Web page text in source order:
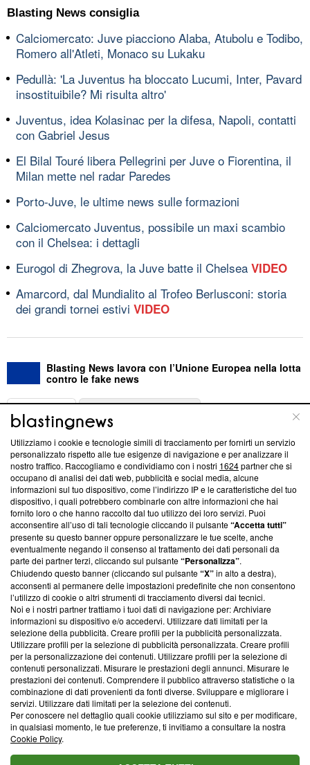
Blasting News consiglia
Calciomercato: Juve piacciono Alaba, Atubolu e Todibo,
Romero all'Atleti, Monaco su Lukaku
Pedullà: 'La Juventus ha bloccato Lucumi, Inter, Pavard
insostituibile? Mi risulta altro'
Juventus, idea Kolasinac per la difesa, Napoli, contatti
con Gabriel Jesus
El Bilal Touré libera Pellegrini per Juve o Fiorentina, il
Milan mette nel radar Paredes
Porto-Juve, le ultime news sulle formazioni
Calciomercato Juventus, possibile un maxi scambio
con il Chelsea: i dettagli
Eurogol di Zhegrova, la Juve batte il Chelsea VIDEO
Amarcord, dal Mundialito al Trofeo Berlusconi: storia
dei grandi tornei estivi VIDEO
Blasting News lavora con l’Unione Europea nella lotta
contro le fake news
ABOUT
Questa sezione offre informazioni trasparenti su Blasting
News, sui nostri processi editoriali e su come ci impegniamo a
creare news di qualità. Inoltre, afferma la nostra aderenza a
‘Trust Project - News with Integrity’Blasting News non è
ancora membro del programma, ma ha richiesto di farne
parte; Trust Project non ha ancora effettuato una verifica di
conformità agli standard.
Su di noi
Team editoriale
Corporate
Redazione
Informativa Privacy
Cookie Policy
Blasting SA, IDI CHE-247.845.224, Via Carlo Frasca, 3 - 6900
Lugano (Svizzera) Tel:+39 0690258937
© 2026 Blasting News
Utilizziamo i cookie e tecnologie simili di tracciamento per fornirti un servizio
personalizzato rispetto alle tue esigenze di navigazione e per analizzare il
nostro traffico. Raccogliamo e condividiamo con i nostri 1624partner che si
occupano di analisi dei dati web, pubblicità e social media, alcune
informazioni sul tuo dispositivo, come l’indirizzo IP e le caratteristiche del tuo
dispositivo, i quali potrebbero combinarle con altre informazioni che hai
fornito loro o che hanno raccolto dal tuo utilizzo dei loro servizi. Puoi
acconsentire all’uso di tali tecnologie cliccando il pulsante“Accetta tutti”
presente su questo banner oppure personalizzare le tue scelte, anche
eventualmente negando il consenso al trattamento dei dati personali da
parte dei partner terzi, cliccando sul pulsante“Personalizza”.
Chiudendo questo banner (cliccando sul pulsante“X”in alto a destra),
acconsenti al permanere delle impostazioni predefinite che non consentono
l’utilizzo di cookie o altri strumenti di tracciamento diversi dai tecnici.
Noi e i nostri partner trattiamo i tuoi dati di navigazione per: Archiviare
informazioni su dispositivo e/o accedervi. Utilizzare dati limitati per la
selezione della pubblicità. Creare profili per la pubblicità personalizzata.
Utilizzare profili per la selezione di pubblicità personalizzata. Creare profili
per la personalizzazione dei contenuti. Utilizzare profili per la selezione di
contenuti personalizzati. Misurare le prestazioni degli annunci. Misurare le
prestazioni dei contenuti. Comprendere il pubblico attraverso statistiche o la
combinazione di dati provenienti da fonti diverse. Sviluppare e migliorare i
servizi. Utilizzare dati limitati per la selezione dei contenuti.
Per conoscere nel dettaglio quali cookie utilizziamo sul sito e per modificare,
in qualsiasi momento, le tue preferenze, ti invitiamo a consultare la nostra
Cookie Policy.